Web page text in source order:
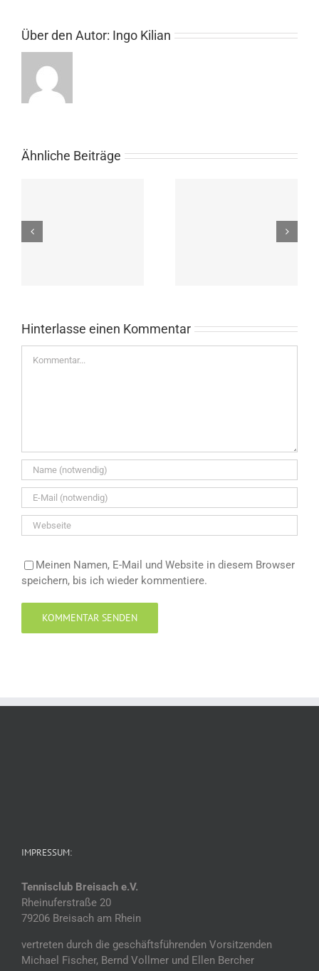
Über den Autor: Ingo Kilian
Ähnliche Beiträge
Hinterlasse einen Kommentar
Meinen Namen, E-Mail und Website in diesem Browser
speichern, bis ich wieder kommentiere.
IMPRESSUM:
Tennisclub Breisach e.V.
Rheinuferstraße 20
79206 Breisach am Rhein
vertreten durch die geschäftsführenden Vorsitzenden
Michael Fischer, Bernd Vollmer und Ellen Bercher